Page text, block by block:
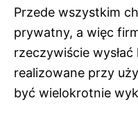
Przede wszystkim
prywatny, a więc
rzeczywiście
realizowane przy
być wielokrotnie